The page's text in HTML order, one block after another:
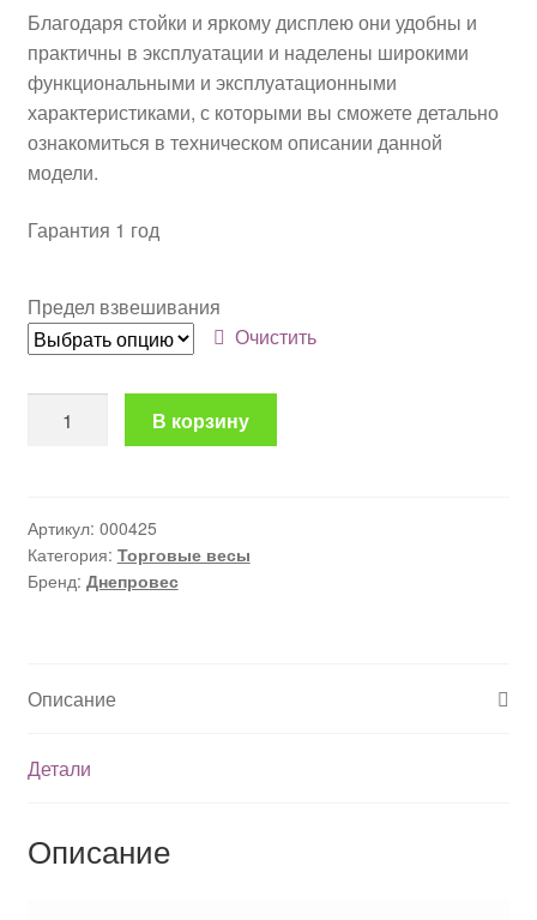
Благодаря стойки и яркому дисплею они удобны и
практичны в эксплуатации и наделены широкими
функциональными и эксплуатационными
характеристиками, с которыми вы сможете детально
ознакомиться в техническом описании данной
модели.
Гарантия 1 год
Предел взвешивания
Очистить
товара
ВТД
СЛС
В корзину
Артикул: 000425
Категория: Торговые весы
Бренд: Днепровес
Описание
Детали
Описание